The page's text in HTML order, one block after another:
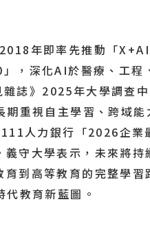
年即率先推動「
，深化AI於醫療、工程
》2025年大學調查中
重視自主學習、跨域
人力銀行「2026企
守大學表示，未來將
到高等教育的完整學
教育新藍圖。